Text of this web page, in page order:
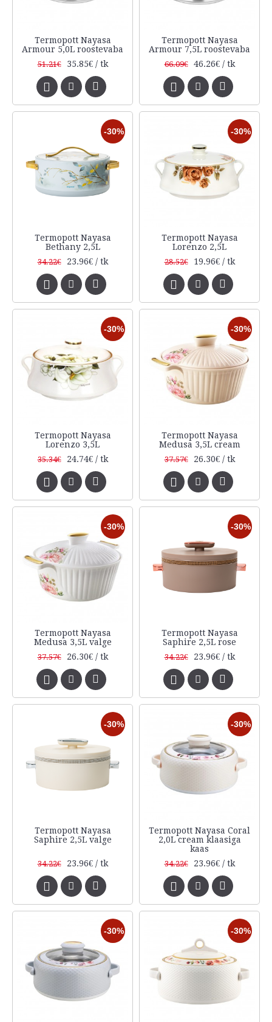
Termopott Nayasa
Armour 5,0L roostevaba
51.21€ 35.85€ / tk
Termopott Nayasa
Armour 7,5L roostevaba
66.09€ 46.26€ / tk
-30%
Termopott Nayasa
Bethany 2,5L
34.22€ 23.96€ / tk
-30%
Termopott Nayasa
Lorenzo 2,5L
28.52€ 19.96€ / tk
-30%
Termopott Nayasa
Lorenzo 3,5L
35.34€ 24.74€ / tk
-30%
Termopott Nayasa
Medusa 3,5L cream
37.57€ 26.30€ / tk
-30%
Termopott Nayasa
Medusa 3,5L valge
37.57€ 26.30€ / tk
-30%
Termopott Nayasa
Saphire 2,5L rose
34.22€ 23.96€ / tk
-30%
Termopott Nayasa
Saphire 2,5L valge
34.22€ 23.96€ / tk
-30%
Termopott Nayasa Coral
2,0L cream klaasiga
kaas
34.22€ 23.96€ / tk
-30% -30%